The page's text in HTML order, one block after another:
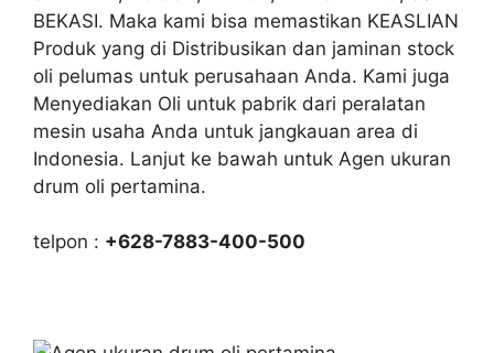
BEKASI. Maka kami bisa memastikan KEASLIAN
Produk yang di Distribusikan dan jaminan stock
oli pelumas untuk perusahaan Anda. Kami juga
Menyediakan Oli untuk pabrik dari peralatan
mesin usaha Anda untuk jangkauan area di
Indonesia. Lanjut ke bawah untuk Agen ukuran
drum oli pertamina.
telpon : +628-7883-400-500